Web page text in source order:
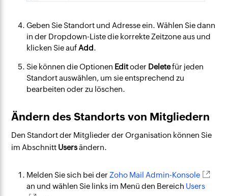
Geben Sie Standort und Adresse ein. Wählen Sie dann
in der Dropdown-Liste die korrekte Zeitzone aus und
klicken Sie aufAdd.
Sie können die Optionen Editoder Deletefür jeden
Standort auswählen, um sie entsprechend zu
bearbeiten oder zu löschen.
Ändern des Standorts von Mitgliedern
Den Standort der Mitglieder der Organisation können Sie
im Abschnitt Usersändern.
Melden Sie sich bei der Zoho Mail Admin-Konsole
an und wählen Sie links im Menü den Bereich Users